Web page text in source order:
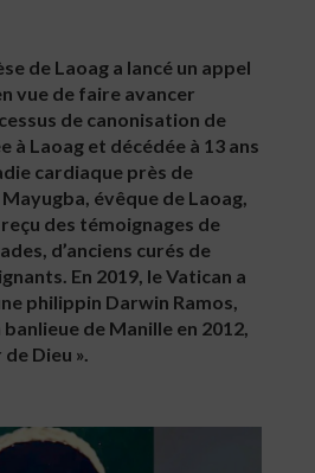
de Laoag a lancé un appel
vue de faire avancer
de canonisation de
à Laoag et décédée à 13 ans
cardiaque près de
évêque de Laoag,
des témoignages de
d’anciens curés de
En 2019, le Vatican a
philippin Darwin Ramos,
banlieue de Manille en 2012,
Dieu ».